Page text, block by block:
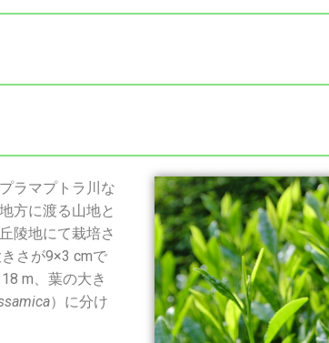
ラマプトラ川な
方に渡る山地と
陵地にて栽培さ
さが9×3 cmで
m、葉の大き
）に分け